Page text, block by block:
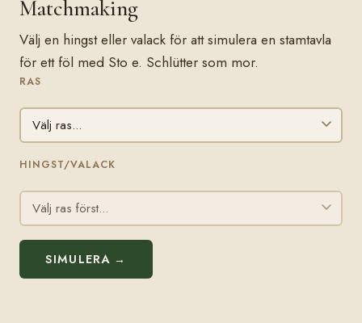
Matchmaking
Välj en hingst eller valack för att simulera en stamtavla
för ett föl med Sto e. Schlütter som mor.
RAS
HINGST/VALACK
SIMULERA →